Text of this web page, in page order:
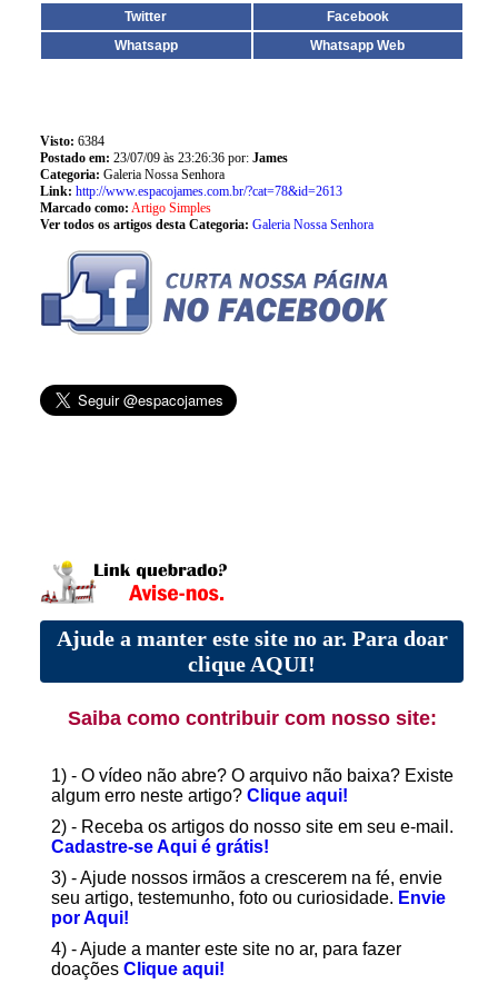
Twitter
Facebook
Whatsapp
Whatsapp Web
Visto: 6384
Postado em: 23/07/09 às 23:26:36 por: James
Categoria: Galeria Nossa Senhora
Link: http://www.espacojames.com.br/?cat=78&id=2613
Marcado como: Artigo Simples
Ver todos os artigos desta Categoria: Galeria Nossa Senhora
Ajude a manter este site no ar. Para doar
clique AQUI!
Saiba como contribuir com nosso site:
1) - O vídeo não abre? O arquivo não baixa? Existe
algum erro neste artigo? Clique aqui!
2) - Receba os artigos do nosso site em seu e-mail.
Cadastre-se Aqui é grátis!
3) - Ajude nossos irmãos a crescerem na fé, envie
seu artigo, testemunho, foto ou curiosidade. Envie
por Aqui!
4) - Ajude a manter este site no ar, para fazer
doações Clique aqui!